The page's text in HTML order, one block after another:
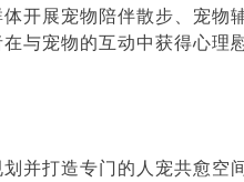
开展宠物陪伴散步、宠
与宠物的互动中获得心理
并打造专门的人宠共愈空